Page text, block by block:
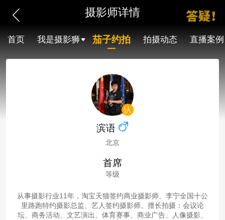
摄影师详情
首页 我是摄影狮 茄子约拍 拍摄动态 直播案例
滨语
北京
首席
等级
从事摄影行业11年，淘宝天猫签约商业摄影师、李宁全国十公
里路跑特约摄影总监、艺人签约摄影师。擅长拍摄：会议论
坛、商务活动、文艺演出、体育赛事、商业广告、人像摄影、